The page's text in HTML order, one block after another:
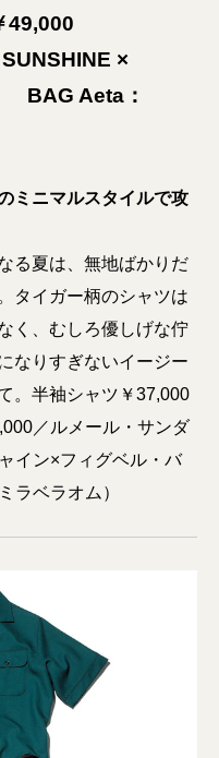
49,000
×
BAG Aeta：
ミニマルスタイルで攻
る夏は、無地ばかりだ
タイガー柄のシャツは
く、むしろ優しげな佇
なりすぎないイージー
。半袖シャツ￥37,000
／ルメール・サンダ
イン×フィグベル・バ
ラベラオム）